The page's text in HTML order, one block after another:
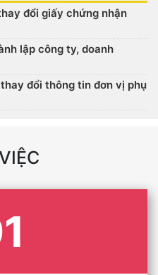
đổi giấy chứng nhận
lập công ty, doanh
đổi thông tin đơn vị phụ